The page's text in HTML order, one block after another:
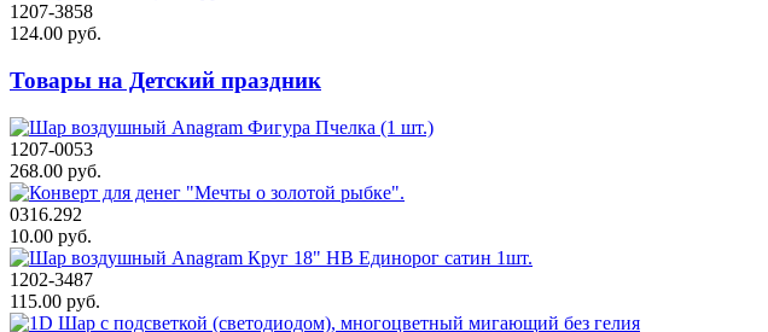
1207-3858
124.00 руб.
Товары на Детский праздник
1207-0053
268.00 руб.
0316.292
10.00 руб.
1202-3487
115.00 руб.